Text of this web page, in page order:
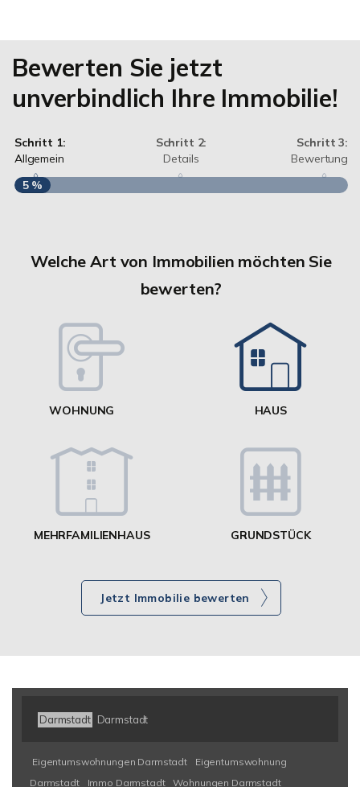
Bewerten Sie jetzt
unverbindlich Ihre Immobilie!
Schritt 1:
Allgemein
Schritt 2:
Details
Schritt 3:
Bewertung
5 %
Welche Art von Immobilien möchten Sie
bewerten?
WOHNUNG HAUS
MEHRFAMILIENHAUS GRUNDSTÜCK
Jetzt Immobilie bewerten
Darmstadt Darmstadt
Eigentumswohnungen Darmstadt
Eigentumswohnung
Darmstadt
Immo Darmstadt Wohnungen Darmstadt